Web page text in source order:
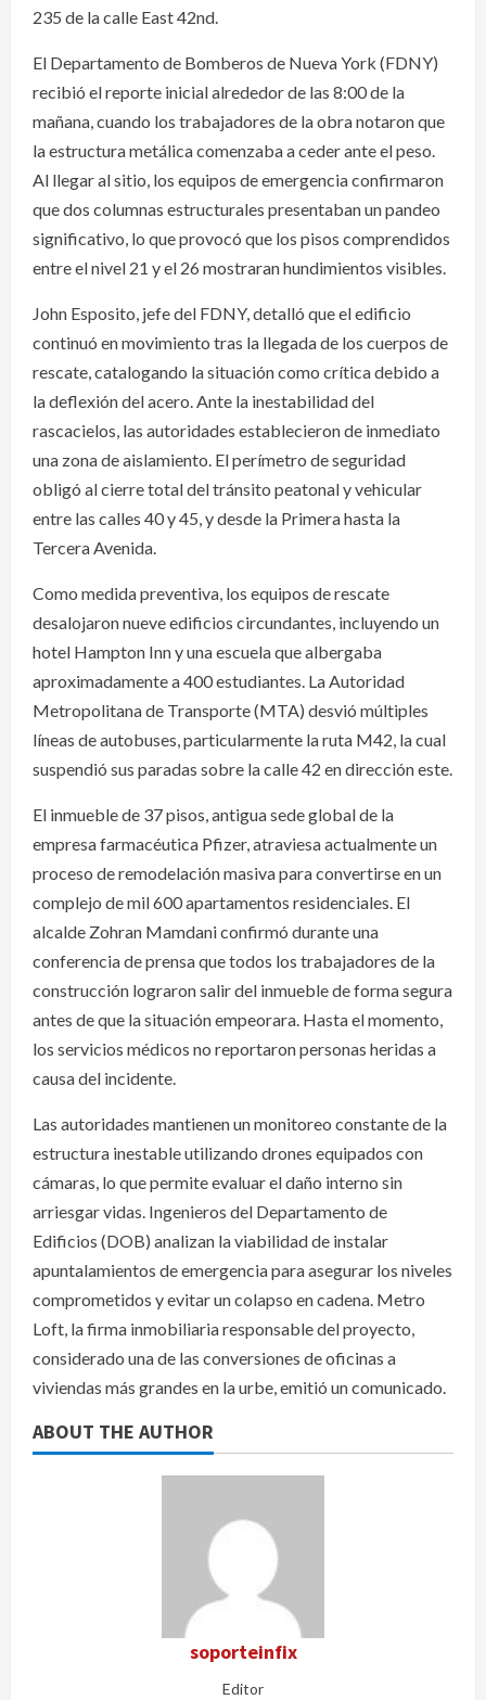
235 de la calle East 42nd.
El Departamento de Bomberos de Nueva York (FDNY)
recibió el reporte inicial alrededor de las 8:00 de la
mañana, cuando los trabajadores de la obra notaron que
la estructura metálica comenzaba a ceder ante el peso.
Al llegar al sitio, los equipos de emergencia confirmaron
que dos columnas estructurales presentaban un pandeo
significativo, lo que provocó que los pisos comprendidos
entre el nivel 21 y el 26 mostraran hundimientos visibles.
John Esposito, jefe del FDNY, detalló que el edificio
continuó en movimiento tras la llegada de los cuerpos de
rescate, catalogando la situación como crítica debido a
la deflexión del acero. Ante la inestabilidad del
rascacielos, las autoridades establecieron de inmediato
una zona de aislamiento. El perímetro de seguridad
obligó al cierre total del tránsito peatonal y vehicular
entre las calles 40 y 45, y desde la Primera hasta la
Tercera Avenida.
Como medida preventiva, los equipos de rescate
desalojaron nueve edificios circundantes, incluyendo un
hotel Hampton Inn y una escuela que albergaba
aproximadamente a 400 estudiantes. La Autoridad
Metropolitana de Transporte (MTA) desvió múltiples
líneas de autobuses, particularmente la ruta M42, la cual
suspendió sus paradas sobre la calle 42 en dirección este.
El inmueble de 37 pisos, antigua sede global de la
empresa farmacéutica Pfizer, atraviesa actualmente un
proceso de remodelación masiva para convertirse en un
complejo de mil 600 apartamentos residenciales. El
alcalde Zohran Mamdani confirmó durante una
conferencia de prensa que todos los trabajadores de la
construcción lograron salir del inmueble de forma segura
antes de que la situación empeorara. Hasta el momento,
los servicios médicos no reportaron personas heridas a
causa del incidente.
Las autoridades mantienen un monitoreo constante de la
estructura inestable utilizando drones equipados con
cámaras, lo que permite evaluar el daño interno sin
arriesgar vidas. Ingenieros del Departamento de
Edificios (DOB) analizan la viabilidad de instalar
apuntalamientos de emergencia para asegurar los niveles
comprometidos y evitar un colapso en cadena. Metro
Loft, la firma inmobiliaria responsable del proyecto,
considerado una de las conversiones de oficinas a
viviendas más grandes en la urbe, emitió un comunicado.
ABOUT THE AUTHOR
soporteinfix
Editor